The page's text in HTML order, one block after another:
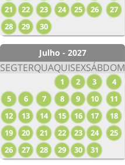
21
22 23 24 25 26
27
28
29 30
Julho - 2027
SEGTERQUAQUISEXSÁBDOM
1 2 3
4
5
6 7 8 9 10
11
12
13 14 15 16 17
18
19
20 21 22 23 24
25
26
27 28 29 30 31